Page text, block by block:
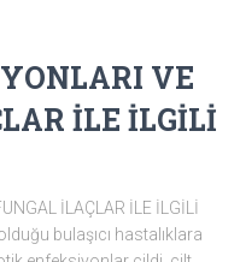
VE
İLE İLGİLİ
İLAÇLAR İLE İLGİLİ
bulaşıcı hastalıklara